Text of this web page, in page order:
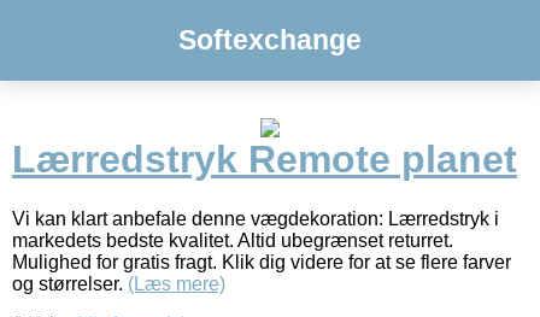
Softexchange
Lærredstryk Remote planet
Vi kan klart anbefale denne vægdekoration: Lærredstryk i
markedets bedste kvalitet. Altid ubegrænset returret.
Mulighed for gratis fragt. Klik dig videre for at se flere farver
og størrelser. (Læs mere)